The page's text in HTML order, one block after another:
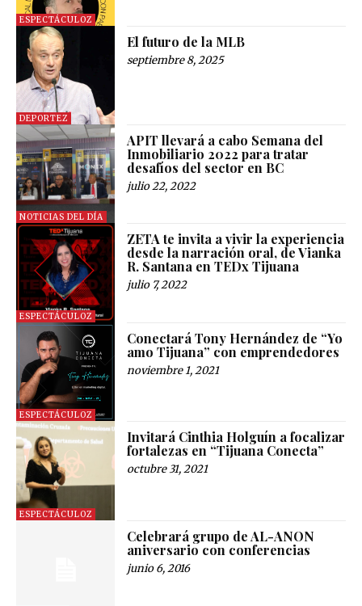
ESPECTÁCULOZ
DEPORTEZ
El futuro de la MLB
septiembre 8, 2025
NOTICIAS DEL DÍA
APIT llevará a cabo Semana del
Inmobiliario 2022 para tratar
desafíos del sector en BC
julio 22, 2022
ESPECTÁCULOZ
ZETA te invita a vivir la experiencia
desde la narración oral, de Vianka
R. Santana en TEDx Tijuana
julio 7, 2022
ESPECTÁCULOZ
Conectará Tony Hernández de “Yo
amo Tijuana” con emprendedores
noviembre 1, 2021
ESPECTÁCULOZ
Invitará Cinthia Holguín a focalizar
fortalezas en “Tijuana Conecta”
octubre 31, 2021
Celebrará grupo de AL-ANON
aniversario con conferencias
junio 6, 2016